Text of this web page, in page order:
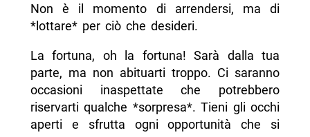
Non è il momento di arrendersi, ma di
*lottare* per ciò che desideri.
La fortuna, oh la fortuna! Sarà dalla tua
parte, ma non abituarti troppo. Ci saranno
occasioni inaspettate che potrebbero
riservarti qualche *sorpresa*. Tieni gli occhi
aperti e sfrutta ogni opportunità che si